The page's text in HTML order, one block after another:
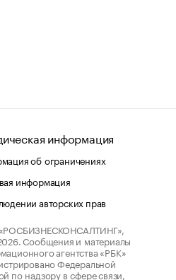
информация
об ограничениях
информация
авторских прав
Сообщения и материалы
агентства «РБК»
Федеральной
по надзору в сфере связи,